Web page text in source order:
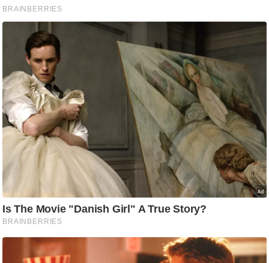
ल
क्नॉ
जी
ब्यू
टी
/
फै
श
घ
रे
लू
नु